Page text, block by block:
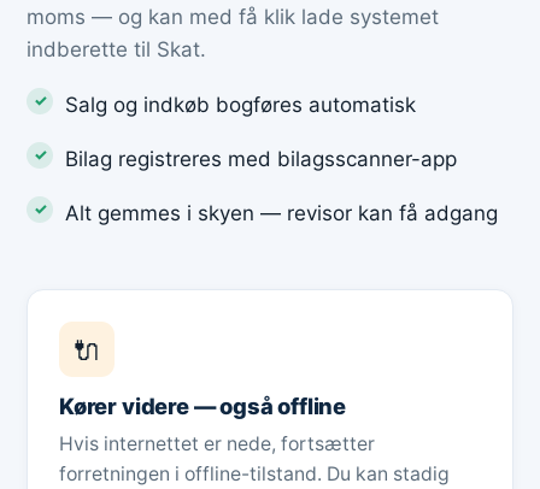
moms — og kan med få klik lade systemet
indberette til Skat.
Salg og indkøb bogføres automatisk
Bilag registreres med bilagsscanner-app
Alt gemmes i skyen — revisor kan få adgang
🔌
Kører videre — også offline
Hvis internettet er nede, fortsætter
forretningen i offline-tilstand. Du kan stadig